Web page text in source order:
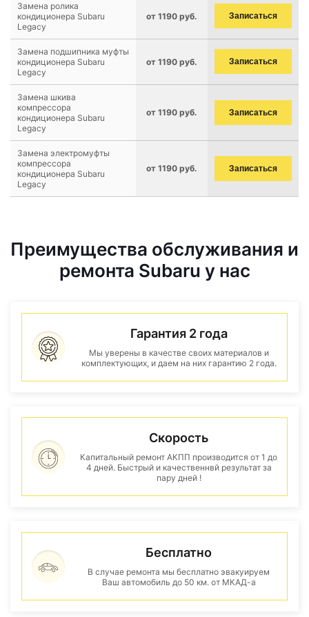
Замена ролика
кондиционера Subaru
Legacy
от 1190 руб. Записаться
Замена подшипника муфты
кондиционера Subaru
Legacy
от 1190 руб. Записаться
Замена шкива
компрессора
кондиционера Subaru
Legacy
от 1190 руб. Записаться
Замена электромуфты
компрессора
кондиционера Subaru
Legacy
от 1190 руб. Записаться
Преимущества обслуживания и
ремонта Subaru у нас
Гарантия 2 года
Мы уверены в качестве своих материалов и
комплектующих, и даем на них гарантию 2 года.
Скорость
Капитальный ремонт АКПП производится от 1 до
4 дней. Быстрый и качественнвй результат за
пару дней !
Бесплатно
В случае ремонта мы бесплатно эвакуируем
Ваш автомобиль до 50 км. от МКАД-а